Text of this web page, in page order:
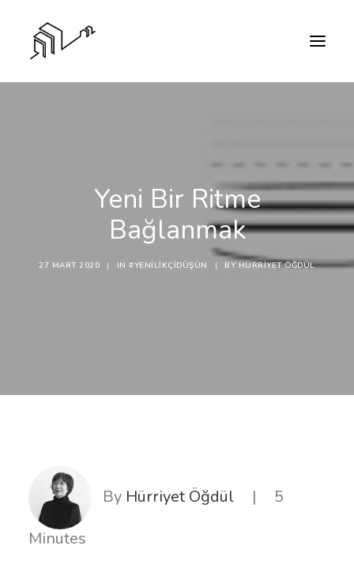
Yeni Bir Ritme
Bağlanmak
27 MART 2020 | IN#YENILIKÇIDÜŞÜN | BY HÜRRIYET ÖĞDÜL
By Hürriyet Öğdül |
5
Minutes